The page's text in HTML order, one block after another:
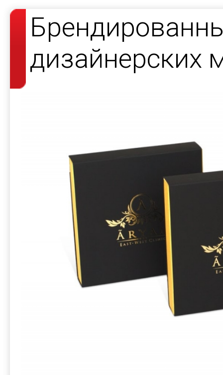
дизайнерских